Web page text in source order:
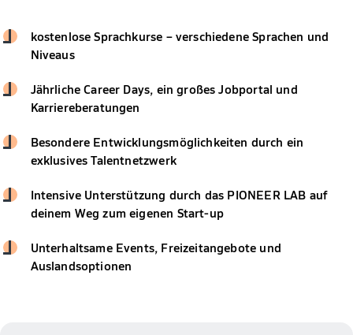
kostenlose Sprachkurse – verschiedene Sprachen und
Niveaus
Jährliche Career Days, ein großes Jobportal und
Karriereberatungen
Besondere Entwicklungsmöglichkeiten durch ein
exklusives Talentnetzwerk
Intensive Unterstützung durch das PIONEER LAB auf
deinem Weg zum eigenen Start-up
Unterhaltsame Events, Freizeitangebote und
Auslandsoptionen